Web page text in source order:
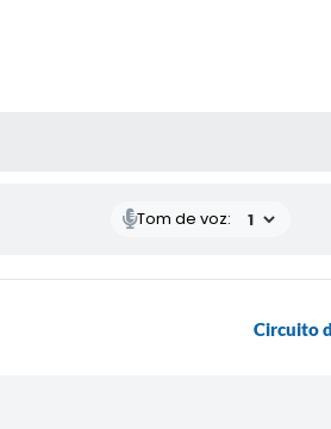
Tom de voz:
Circuito